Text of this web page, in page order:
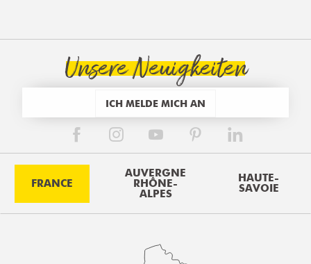
Unsere Neuigkeiten
ICH MELDE MICH AN
FRANCE
AUVERGNE
RHÔNE-
ALPES
HAUTE-
SAVOIE